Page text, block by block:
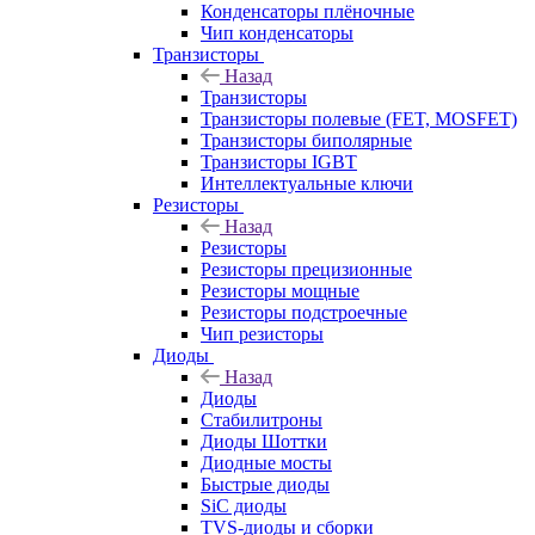
Конденсаторы плёночные
Чип конденсаторы
Транзисторы
Назад
Транзисторы
Транзисторы полевые (FET, MOSFET)
Транзисторы биполярные
Транзисторы IGBT
Интеллектуальные ключи
Резисторы
Назад
Резисторы
Резисторы прецизионные
Резисторы мощные
Резисторы подстроечные
Чип резисторы
Диоды
Назад
Диоды
Стабилитроны
Диоды Шоттки
Диодные мосты
Быстрые диоды
SiC диоды
TVS-диоды и сборки